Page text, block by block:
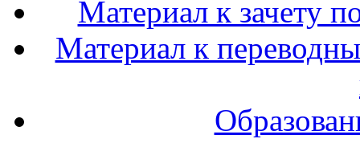
Материал к зачету
Материал к